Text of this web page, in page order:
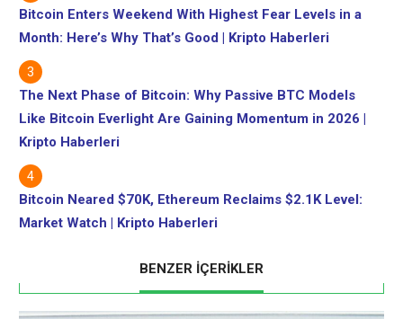
Bitcoin Enters Weekend With Highest Fear Levels in a
Month: Here’s Why That’s Good | Kripto Haberleri
The Next Phase of Bitcoin: Why Passive BTC Models
Like Bitcoin Everlight Are Gaining Momentum in 2026 |
Kripto Haberleri
Bitcoin Neared $70K, Ethereum Reclaims $2.1K Level:
Market Watch | Kripto Haberleri
BENZER İÇERİKLER